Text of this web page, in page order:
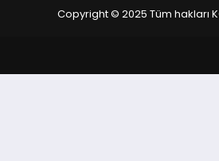
Copyright © 2025 Tüm hakları